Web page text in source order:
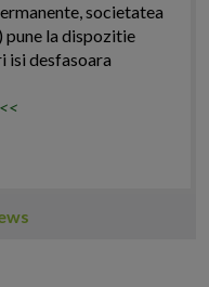
societatea
pune la dispozitie
isi desfasoara
<<